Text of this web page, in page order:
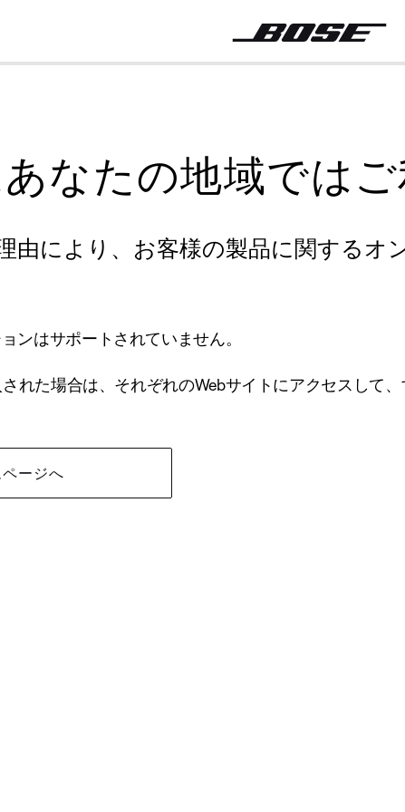
なたの地域では
由により、お客様の製品に関するオ
ンはサポートされていません。
れた場合は、それぞれのWebサイトにアクセスして
ージへ